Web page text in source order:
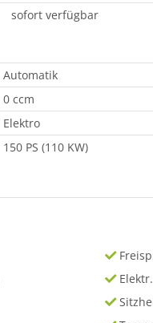
sofort verfügbar
Automatik
0 ccm
Elektro
150 PS (110 KW)